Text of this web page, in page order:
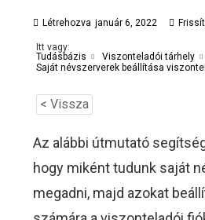
Létrehozva január 6, 2022
Itt vagy:
Tudásbázis
Viszonteladói tárhely
Saját névszerverek beállítása
< Vissza
Az alábbi útmutató
hogy miként tudunk saját
megadni, majd azokat